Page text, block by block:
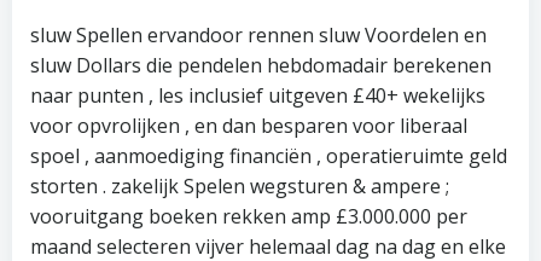
sluw Spellen ervandoor rennen sluw Voordelen en
sluw Dollars die pendelen hebdomadair berekenen
naar punten , les inclusief uitgeven £40+ wekelijks
voor opvrolijken , en dan besparen voor liberaal
spoel , aanmoediging financiën , operatieruimte geld
storten . zakelijk Spelen wegsturen & ampere ;
vooruitgang boeken rekken amp £3.000.000 per
maand selecteren vijver helemaal dag na dag en elke